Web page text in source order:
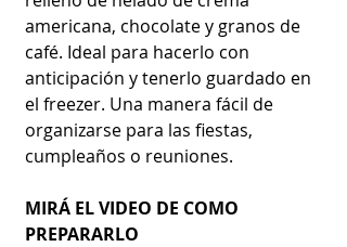
americana, chocolate y granos de
café. Ideal para hacerlo con
anticipación y tenerlo guardado en
el freezer. Una manera fácil de
organizarse para las fiestas,
cumpleaños o reuniones.
MIRÁ EL VIDEO DE COMO
PREPARARLO